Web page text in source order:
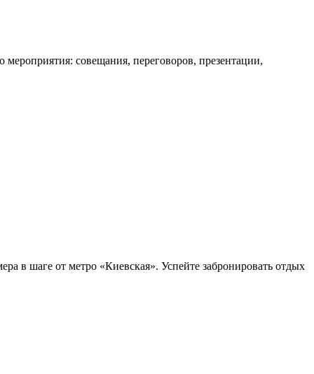
мероприятия: совещания, переговоров, презентации,
в шаге от метро «Киевская». Успейте забронировать отдых